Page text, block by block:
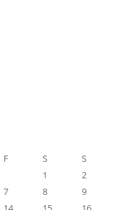
F S
S
1
2
7 8
9